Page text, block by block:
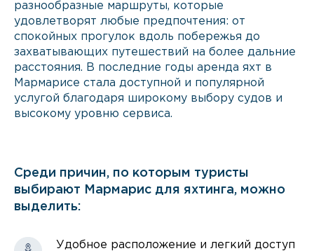
разнообразные маршруты, которые
удовлетворят любые предпочтения: от
спокойных прогулок вдоль побережья до
захватывающих путешествий на более дальние
расстояния. В последние годы аренда яхт в
Мармарисе стала доступной и популярной
услугой благодаря широкому выбору судов и
высокому уровню сервиса.
Среди причин, по которым туристы
выбирают Мармарис для яхтинга, можно
выделить:
Удобное расположение и легкий доступ